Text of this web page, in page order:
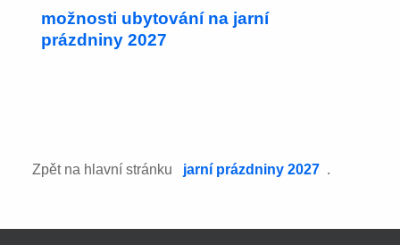
možnosti ubytování na jarní
prázdniny 2027
Zpět na hlavní stránku jarní prázdniny 2027 .